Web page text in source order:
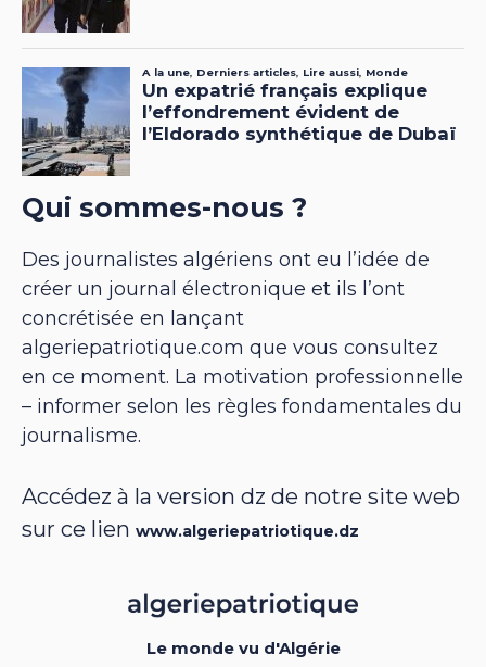
Qui sommes-nous ?
Des journalistes algériens ont eu l’idée de
créer un journal électronique et ils l’ont
concrétisée en lançant
algeriepatriotique.com que vous consultez
en ce moment. La motivation professionnelle
– informer selon les règles fondamentales du
journalisme.
Accédez à la version dz de notre site web
sur ce lien www.algeriepatriotique.dz
Le monde vu d'Algérie